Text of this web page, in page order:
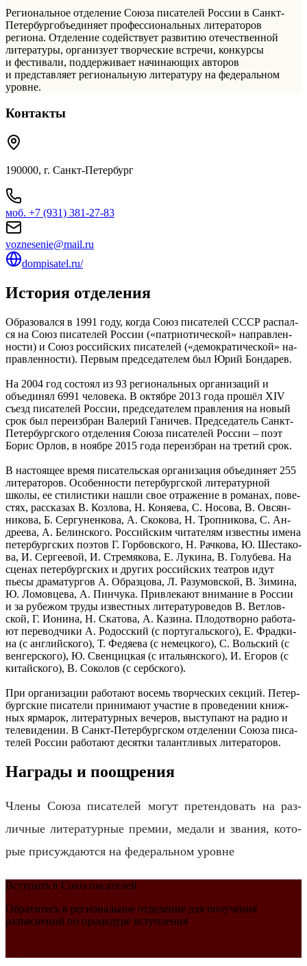
Региональное отделение Союза писателей России в Санкт-
Петербургобъединяет профессиональных литераторов
региона. Отделение содействует развитию отечественной
литературы, организует творческие встречи, конкурсы
и фестивали, поддерживает начинающих авторов
и представляет региональную литературу на федеральном
уровне.
Контакты
190000, г. Санкт-Петербург
моб. +7 (931) 381-27-83
voznesenie@mail.ru
dompisatel.ru/
История отделения
Об­ра­зо­вал­ся в 1991 году, когда Союз пи­са­те­лей СССР рас­пал­
ся на Союз пи­са­те­лей Рос­сии («патриотической» на­прав­лен­
но­сти) и Союз рос­сийских пи­са­те­лей («демократической» на­
прав­лен­но­сти). Пер­вым пред­се­да­те­лем был Юрий Бон­да­рев.
На 2004 год со­сто­ял из 93 ре­ги­ональных ор­га­ни­за­ций и
объеди­нял 6991 че­ло­ве­ка. В ок­тяб­ре 2013 года про­шёл XIV
съезд пи­са­те­лей Рос­сии, пред­се­да­те­лем прав­ле­ния на новый
срок был пе­ре­из­бран Ва­ле­рий Га­ни­чев. Пред­се­да­тель Санкт-
Пе­тер­бург­ско­го от­де­ле­ния Союза пи­са­те­лей Рос­сии – поэт
Борис Орлов, в но­яб­ре 2015 года пе­ре­из­бран на тре­тий срок.
В на­сто­ящее время пи­са­тельская ор­га­ни­за­ция объеди­ня­ет 255
ли­те­ра­то­ров. Осо­бен­но­сти пе­тер­бург­ской ли­те­ра­тур­ной
школы, ее сти­ли­сти­ки нашли свое от­ра­же­ние в ро­ма­нах, по­ве­
стях, рас­ска­зах В. Коз­ло­ва, Н. Ко­ня­ева, С. Но­со­ва, В. Ов­сян­
ни­ко­ва, Б. Сер­гу­нен­ко­ва, А. Ско­ко­ва, Н. Троп­ни­ко­ва, С. Ан­
дре­ева, А. Бе­лин­ско­го. Рос­сийским чи­та­те­лям из­вест­ны имена
пе­тер­бург­ских по­этов Г. Гор­бов­ско­го, Н. Рач­ко­ва, Ю. Ше­ста­ко­
ва, И. Сер­ге­евой, И. Стре­мя­ко­ва, Е. Лу­ки­на, В. Го­лу­бе­ва. На
сце­нах пе­тер­бург­ских и дру­гих рос­сийских те­ат­ров идут
пьесы дра­ма­тур­гов А. Об­раз­цо­ва, Л. Ра­зумов­ской, В. Зи­ми­на,
Ю. Ло­мов­це­ва, А. Пин­чу­ка. При­вле­ка­ют вни­ма­ние в Рос­сии
и за ру­бе­жом труды из­вест­ных ли­те­ра­ту­ро­ве­дов В. Вет­лов­
ской, Г. Иони­на, Н. Ска­то­ва, А. Ка­зи­на. Пло­до­твор­но ра­бо­та­
ют пе­ре­вод­чи­ки А. Ро­дос­ский (с пор­ту­гальско­го), Е. Фрад­ки­
на (с ан­глийско­го), Т. Фе­дя­ева (с немец­ко­го), С. Вольский (с
вен­гер­ско­го), Ю. Свен­циц­кая (с ита­льян­ско­го), И. Его­ров (с
ки­тайско­го), В. Со­ко­лов (с серб­ско­го).
При ор­га­ни­за­ции ра­бо­та­ют во­семь твор­че­ских сек­ций. Пе­тер­
бург­ские пи­са­те­ли при­ни­ма­ют уча­стие в про­ве­де­нии книж­
ных яр­ма­рок, ли­те­ра­тур­ных ве­че­ров, вы­сту­па­ют на радио и
те­ле­ви­де­нии. В Санкт-Пе­тер­бург­ском от­де­ле­нии Союза пи­са­
те­лей Рос­сии ра­бо­та­ют де­сят­ки та­лант­ли­вых ли­те­ра­то­ров.
Награды и поощрения
Члены Союза пи­са­те­лей могут пре­тен­до­вать на раз­
лич­ные ли­те­ра­тур­ные пре­мии, ме­да­ли и зва­ния, ко­то­
рые при­суж­да­ют­ся на фе­де­ральном уровне
Вступить в Союз писателей
Обратитесь в региональное отделение для получения
разъяснений по процедуре вступления